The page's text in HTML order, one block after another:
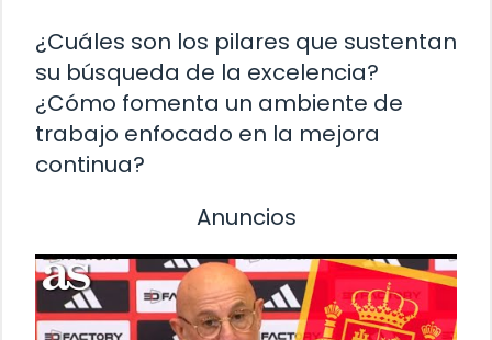
¿Cuáles son los pilares que sustentan
su búsqueda de la excelencia?
¿Cómo fomenta un ambiente de
trabajo enfocado en la mejora
continua?
Anuncios